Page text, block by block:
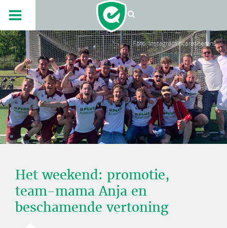
Foto: Instagram hcaresheren1
Het weekend: promotie,
team-mama Anja en
beschamende vertoning